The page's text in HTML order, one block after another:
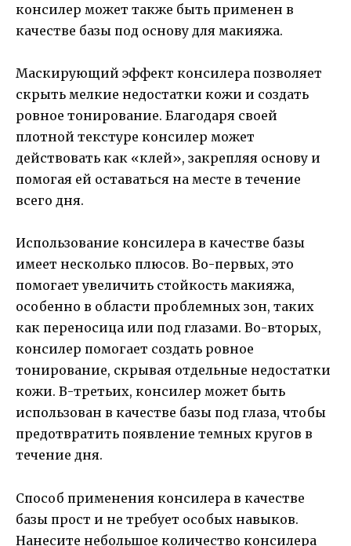
консилер может также быть применен в
качестве базы под основу для макияжа.
Маскирующий эффект консилера позволяет
скрыть мелкие недостатки кожи и создать
ровное тонирование. Благодаря своей
плотной текстуре консилер может
действовать как «клей», закрепляя основу и
помогая ей оставаться на месте в течение
всего дня.
Использование консилера в качестве базы
имеет несколько плюсов. Во-первых, это
помогает увеличить стойкость макияжа,
особенно в области проблемных зон, таких
как переносица или под глазами. Во-вторых,
консилер помогает создать ровное
тонирование, скрывая отдельные недостатки
кожи. В-третьих, консилер может быть
использован в качестве базы под глаза, чтобы
предотвратить появление темных кругов в
течение дня.
Способ применения консилера в качестве
базы прост и не требует особых навыков.
Нанесите небольшое количество консилера